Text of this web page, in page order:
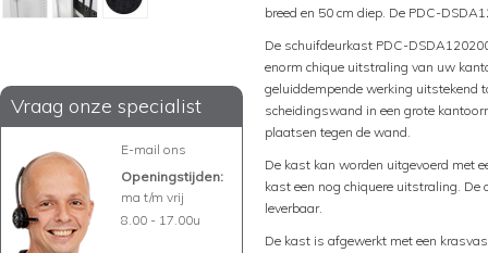
Vraag onze specialist
E-mail ons
Openingstijden:
ma t/m vrij
8.00 - 17.00u
breed en 50 cm diep. De PDC-
De schuifdeurkast PDC-
enorm chique uitstraling van uw
geluiddempende werking uitstekend
scheidingswand in een grote
plaatsen tegen de wand.
De kast kan worden uitgevoerd met
kast een nog chiquere uitstraling.
leverbaar.
De kast is afgewerkt met een